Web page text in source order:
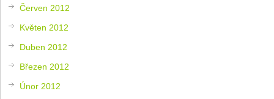
Červen 2012
Květen 2012
Duben 2012
Březen 2012
Únor 2012